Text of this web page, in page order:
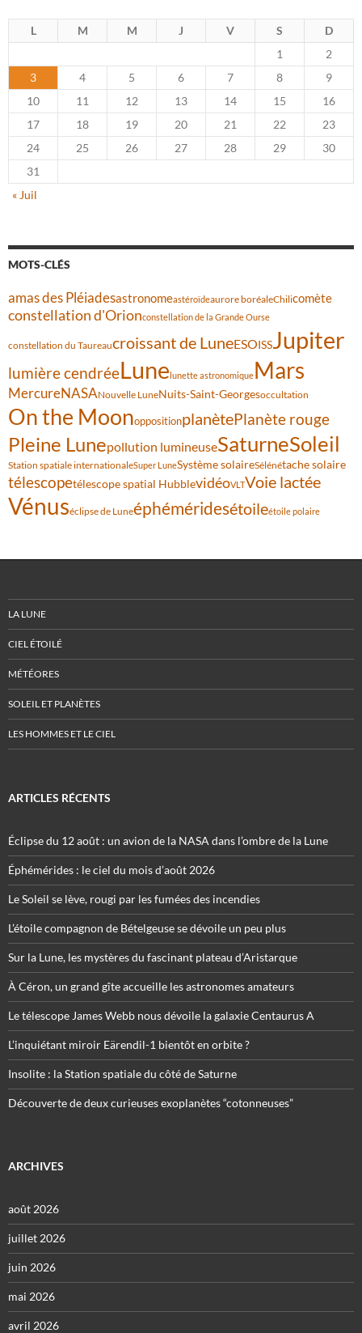
L M M J V S
D
1
2
3
4 5 6 7 8
9
10
11 12 13 14 15
16
17
18 19 20 21 22
23
24
25 26 27 28 29
30
31
« Juil
MOTS-CLÉS
amas des Pléiadesastronomeastéroïdeaurore boréaleChilicomète
constellation d'Orionconstellation de la Grande Ourse
constellation du Taureaucroissant de LuneESOISSJupiter
lumière cendréeLunelunette astronomiqueMars
MercureNASANouvelle LuneNuits-Saint-Georgesoccultation
On the MoonoppositionplanètePlanète rouge
Pleine Lunepollution lumineuseSaturneSoleil
Station spatiale internationaleSuper LuneSystème solaireSélénétache solaire
télescopetélescope spatial HubblevidéoVLTVoie lactée
Vénuséclipse de Luneéphéméridesétoileétoile polaire
LA LUNE
CIEL ÉTOILÉ
MÉTÉORES
SOLEIL ET PLANÈTES
LES HOMMES ET LE CIEL
ARTICLES RÉCENTS
Éclipse du 12 août : un avion de la NASA dans l’ombre de la Lune
Éphémérides : le ciel du mois d’août 2026
Le Soleil se lève, rougi par les fumées des incendies
L’étoile compagnon de Bételgeuse se dévoile un peu plus
Sur la Lune, les mystères du fascinant plateau d’Aristarque
À Céron, un grand gîte accueille les astronomes amateurs
Le télescope James Webb nous dévoile la galaxie Centaurus A
L’inquiétant miroir Eärendil-1 bientôt en orbite ?
Insolite : la Station spatiale du côté de Saturne
Découverte de deux curieuses exoplanètes “cotonneuses”
ARCHIVES
août 2026
juillet 2026
juin 2026
mai 2026
avril 2026